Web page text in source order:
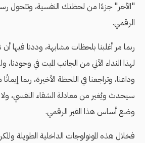
"الآخر" جزءًا من لحظتك النفسية، وتتحول
الرقمي.
ربما مر أغلبنا بلحظات مشابهة، وددنا فيها
لهذا النداء الآتي من الجانب الميت في وجودنا،
وداعنا، وتراجعنا في اللحظة الأخيرة، ربما
سيحدث ويُغير من معادلة الشقاء النفسي، ولا
وضع أساس هذا القبر الرقمي.
فخلال هذه المونولوجات الداخلية الطويلة